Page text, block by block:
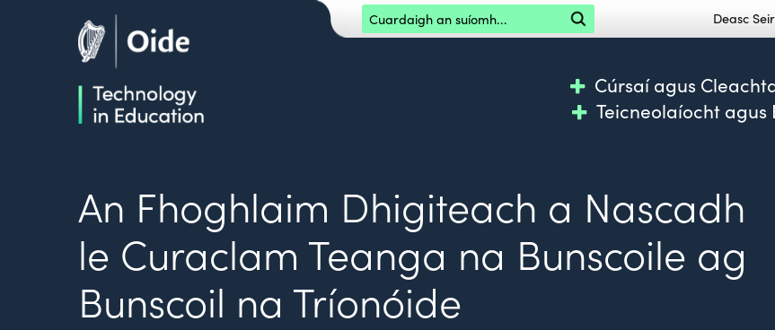
Skip to main content Cuardaigh an suíomh Deasc
Cúrsaí agus
Teicneolaíocht
An Fhoghlaim Dhigiteach a Nascadh
le Curaclam Teanga na Bunscoile ag
Bunscoil na Tríonóide